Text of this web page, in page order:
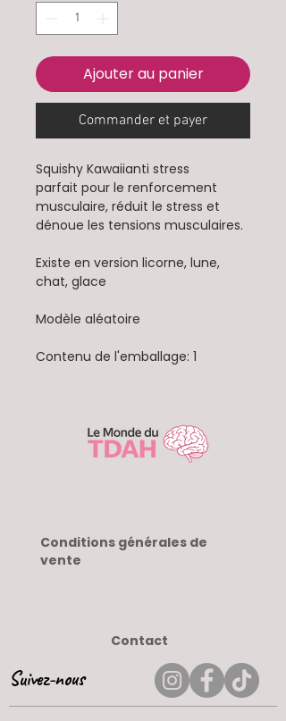
Ajouter au panier
Commander et payer
Squishy Kawaiianti stress
parfait pour le renforcement
musculaire, réduit le stress et
dénoue les tensions musculaires.
Existe en version licorne, lune,
chat, glace
Modèle aléatoire
Contenu de l'emballage: 1
Conditions générales de
vente
Contact
Suivez-nous